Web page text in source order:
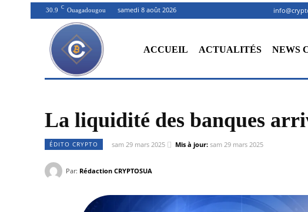
30.9 C Ouagadougou samedi 8 août 2026
ACCUEIL ACTUALITÉS NEWS
La liquidité des banques
ÉDITO CRYPTO sam 29 mars 2025 Mis à jour: sam 29 mars 2025
Par: Rédaction CRYPTOSUA